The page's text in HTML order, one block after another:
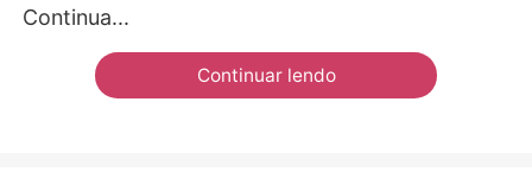
Continua...
Continuar lendo